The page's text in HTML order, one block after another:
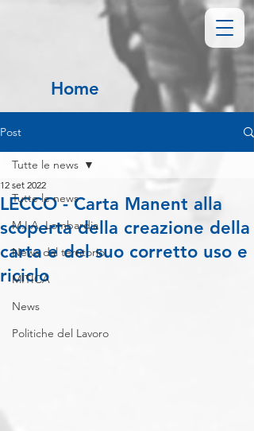
Home
Post
Tutte le news
M.I.A. Lombardia
News dal territorio
MITICA
News
Politiche del Lavoro
Tutte le news
LECCO - Carta Manent alla
scoperta della creazione della
carta e del suo corretto uso e
riciclo
12 set 2022